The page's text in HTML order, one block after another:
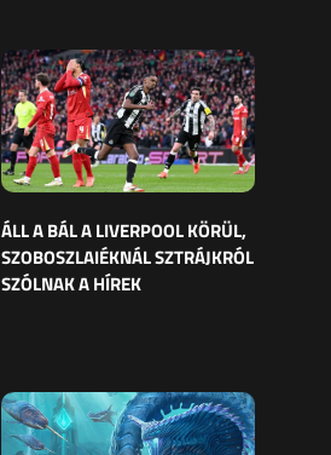
ÁLL A BÁL A LIVERPOOL KÖRÜL,
SZOBOSZLAIÉKNÁL SZTRÁJKRÓL
SZÓLNAK A HÍREK